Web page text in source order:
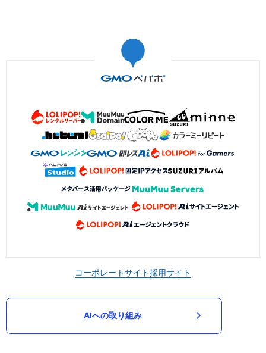
コーポレートサイト採用サイト
AIへの取り組み